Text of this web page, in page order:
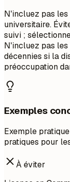
N'incluez pas
universitaire.
suivi ;
N'incluez pas
décennies si la
préoccupation
Exemples
Exemple
pratiques pour
À éviter